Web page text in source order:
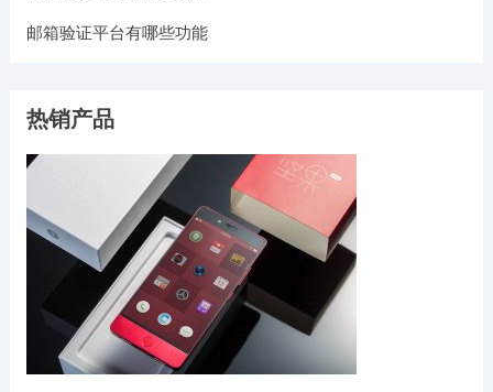
邮箱验证平台有哪些功能
热销产品